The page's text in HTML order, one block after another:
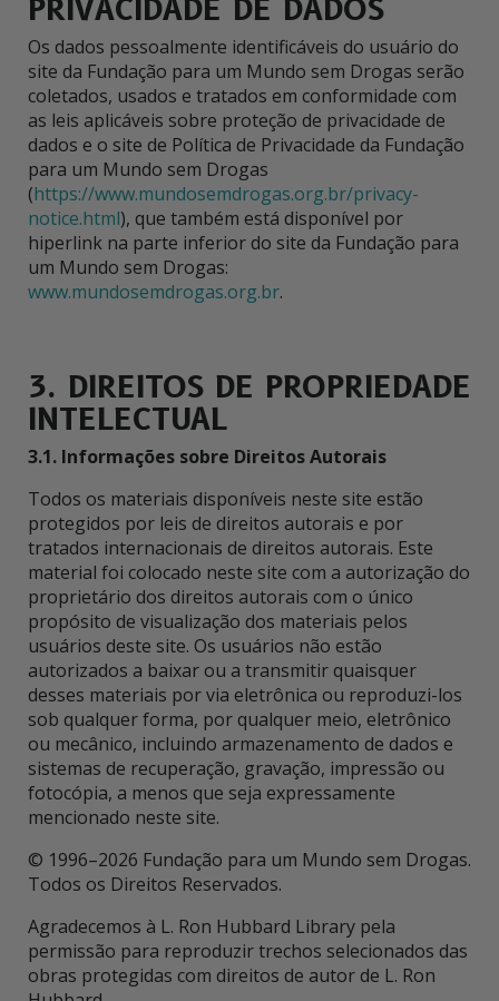
PRIVACIDADE DE DADOS
Os dados pessoalmente identificáveis do usuário do
site da Fundação para um Mundo sem Drogas serão
coletados, usados e tratados em conformidade com
as leis aplicáveis sobre proteção de privacidade de
dados e o site de Política de Privacidade da Fundação
para um Mundo sem Drogas
(https://www.mundosemdrogas.org.br/privacy-
notice.html), que também está disponível por
hiperlink na parte inferior do site da Fundação para
um Mundo sem Drogas:
www.mundosemdrogas.org.br.
3. DIREITOS DE PROPRIEDADE
INTELECTUAL
3.1. Informações sobre Direitos Autorais
Todos os materiais disponíveis neste site estão
protegidos por leis de direitos autorais e por
tratados internacionais de direitos autorais. Este
material foi colocado neste site com a autorização do
proprietário dos direitos autorais com o único
propósito de visualização dos materiais pelos
usuários deste site. Os usuários não estão
autorizados a baixar ou a transmitir quaisquer
desses materiais por via eletrônica ou reproduzi-los
sob qualquer forma, por qualquer meio, eletrônico
ou mecânico, incluindo armazenamento de dados e
sistemas de recuperação, gravação, impressão ou
fotocópia, a menos que seja expressamente
mencionado neste site.
© 1996–2026 Fundação para um Mundo sem Drogas.
Todos os Direitos Reservados.
Agradecemos à L. Ron Hubbard Library pela
permissão para reproduzir trechos selecionados das
obras protegidas com direitos de autor de L. Ron